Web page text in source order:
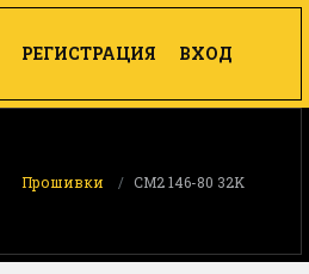
РЕГИСТРАЦИЯ ВХОД
Прошивки CM2 146-80 32K